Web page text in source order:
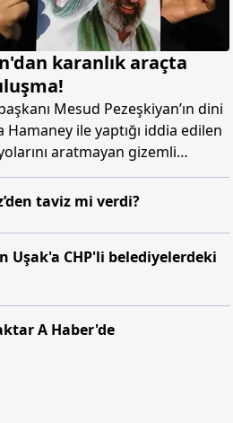
karanlık araçta
Mesud Pezeşkiyan’ın dini
ile yaptığı iddia edilen
aratmayan gizemli
yönetimindeki derin çatlağı
sorularını bir kez daha
göre, Pezeşkiyan'ın zifiri
içerisinde yüzünü görmediği
görüştürülmesi ve
büyük şüpheler, ülkede
ordusu içindeki bir kliğin
ele geçirdiği ve halktan
taviz mi verdi?
Uşak'a CHP'li belediyelerdeki
A Haber'de